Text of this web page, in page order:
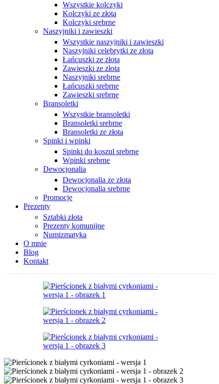
Wszystkie kolczyki
Kolczyki ze złota
Kolczyki srebrne
Naszyjniki i zawieszki
Wszystkie naszyjniki i zawieszki
Naszyjniki celebrytki ze złota
Łańcuszki ze złota
Zawieszki ze złota
Naszyjniki srebrne
Łańcuszki srebrne
Zawieszki srebrne
Bransoletki
Wszystkie bransoletki
Bransoletki srebrne
Bransoletki ze złota
Spinki i wpinki
Spinki do koszul srebrne
Wpinki srebrne
Dewocjonalia
Dewocjonalia ze złota
Dewocjonalia srebrne
Promocje
Prezenty
Sztabki złota
Prezenty komunijne
Numizmatyka
O mnie
Blog
Kontakt